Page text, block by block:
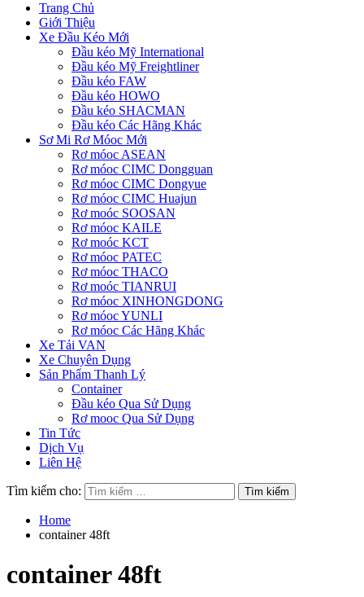
Trang Chủ
Giới Thiệu
Xe Đầu Kéo Mới
Đầu kéo Mỹ International
Đầu kéo Mỹ Freightliner
Đầu kéo FAW
Đầu kéo HOWO
Đầu kéo SHACMAN
Đầu kéo Các Hãng Khác
Sơ Mi Rơ Móoc Mới
Rơ móoc ASEAN
Rơ móoc CIMC Dongguan
Rơ móoc CIMC Dongyue
Rơ móoc CIMC Huajun
Rơ moóc SOOSAN
Rơ móoc KAILE
Rơ moóc KCT
Rơ móoc PATEC
Rơ móoc THACO
Rơ moóc TIANRUI
Rơ móoc XINHONGDONG
Rơ móoc YUNLI
Rơ móoc Các Hãng Khác
Xe Tải VAN
Xe Chuyên Dụng
Sản Phẩm Thanh Lý
Container
Đầu kéo Qua Sử Dụng
Rơ mooc Qua Sử Dụng
Tin Tức
Dịch Vụ
Liên Hệ
Tìm kiếm cho:
Home
container 48ft
container 48ft